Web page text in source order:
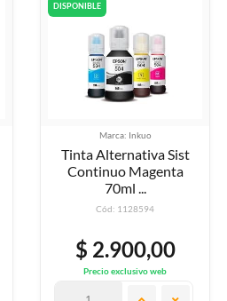
DISPONIBLE
Marca: Inkuo
Tinta Alternativa Sist
Continuo Magenta
70ml ...
Cód: 1128594
$ 2.900,00
Precio exclusivo web